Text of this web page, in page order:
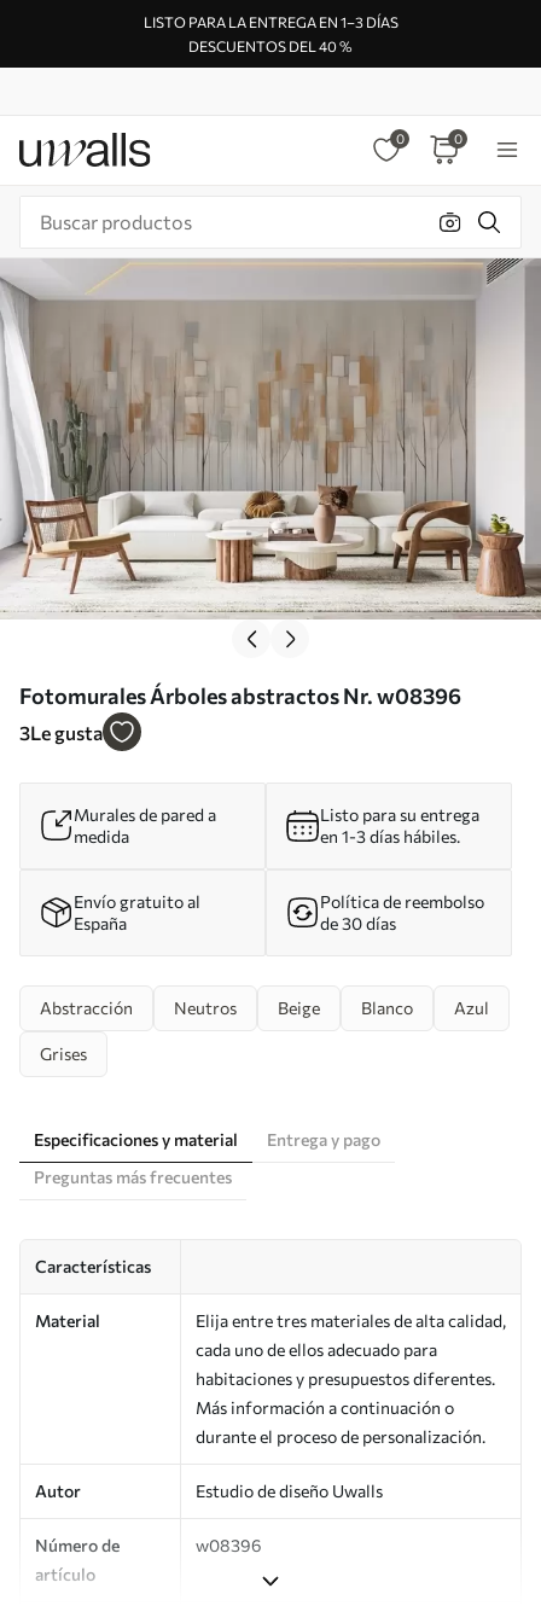
LISTO PARA LA ENTREGA EN 1–3 DÍAS
DESCUENTOS DEL 40 %
0 0
Fotomurales Árboles abstractos Nr. w08396
3Le gusta
Murales de pared a
medida
Listo para su entrega
en 1-3 días hábiles.
Envío gratuito al
España
Política de reembolso
de 30 días
Abstracción Neutros Beige Blanco Azul
Grises
Especificaciones y material
Entrega y pago
Preguntas más frecuentes
Características
Material
Elija entre tres materiales de alta calidad,
cada uno de ellos adecuado para
habitaciones y presupuestos diferentes.
Más información a continuación o
durante el proceso de personalización.
Autor Estudio de diseño Uwalls
Número de
artículo
w08396